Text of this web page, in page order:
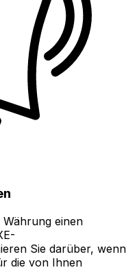
einen
Sie darüber, wenn
die von Ihnen